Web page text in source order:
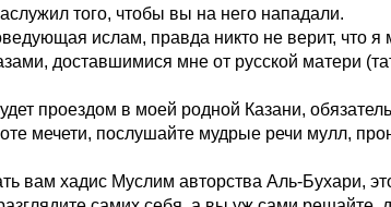
того, чтобы вы на него нападали.
ислам, правда никто не верит, что я
доставшимися мне от русской матери
проездом в моей родной Казани,
мечети, послушайте мудрые речи мулл,
вам хадис Муслим авторства Аль-Бухари,